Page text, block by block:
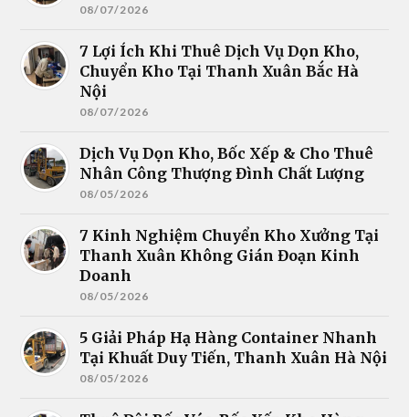
08/07/2026
7 Lợi Ích Khi Thuê Dịch Vụ Dọn Kho,
Chuyển Kho Tại Thanh Xuân Bắc Hà
Nội
08/07/2026
Dịch Vụ Dọn Kho, Bốc Xếp & Cho Thuê
Nhân Công Thượng Đình Chất Lượng
08/05/2026
7 Kinh Nghiệm Chuyển Kho Xưởng Tại
Thanh Xuân Không Gián Đoạn Kinh
Doanh
08/05/2026
5 Giải Pháp Hạ Hàng Container Nhanh
Tại Khuất Duy Tiến, Thanh Xuân Hà Nội
08/05/2026